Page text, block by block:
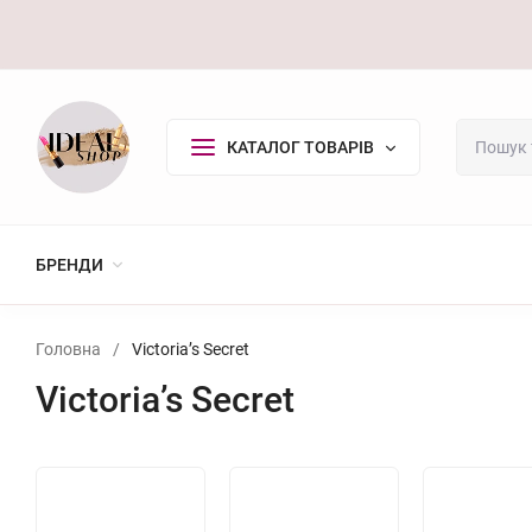
КАТАЛОГ ТОВАРІВ
БРЕНДИ
Головна / Victoria’s Secret
Victoria’s Secret